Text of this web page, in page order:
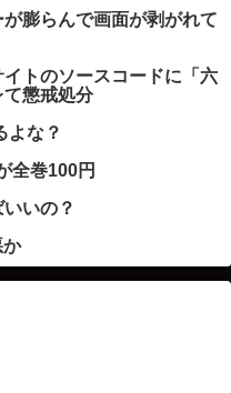
が膨らんで画面が剥がれて
イトのソースコードに「六
て懲戒処分
よな？
全巻100円
いの？
か